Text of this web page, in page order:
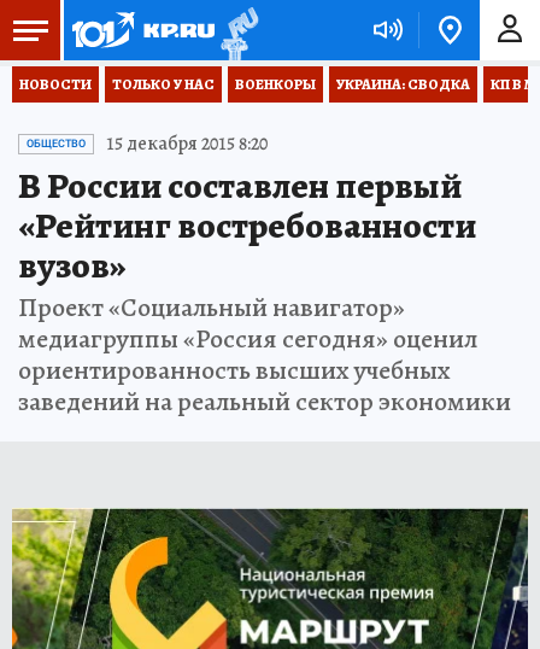
НОВОСТИ ТОЛЬКО У НАС ВОЕНКОРЫ УКРАИНА: СВОДКА КП В
ОБЩЕСТВО 15 декабря 2015 8:20
В России составлен первый
«Рейтинг востребованности
вузов»
Проект «Социальный навигатор»
медиагруппы «Россия сегодня» оценил
ориентированность высших учебных
заведений на реальный сектор экономики